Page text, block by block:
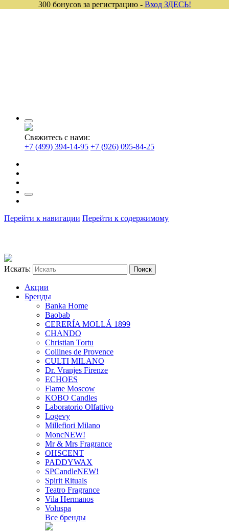
Свяжитесь с нами:
+7 (499) 394-14-95 +7 (926) 095-84-25
Перейти к навигации Перейти к содержимому
Искать:
Акции
Бренды
Banka Home
Baobab
CERERÍA MOLLÁ 1899
CHANDO
Christian Tortu
Collines de Provence
CULTI MILANO
Dr. Vranjes Firenze
ECHOES
Flame Moscow
KOBO Candles
Laboratorio Olfattivo
Logevy
Millefiori Milano
MoncNEW!
Mr & Mrs Fragrance
OHSCENT
PADDYWAX
SPCandleNEW!
Spirit Rituals
Teatro Fragrance
Vila Hermanos
Voluspa
Все бренды
300 бонусов за регистрацию - Вход ЗДЕСЬ!